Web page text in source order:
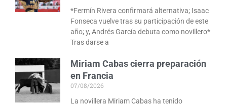
*Fermín Rivera confirmará alternativa; Isaac
Fonseca vuelve tras su participación de este
año; y, Andrés García debuta como novillero*
Tras darse a
Miriam Cabas cierra preparación
en Francia
07/08/2026
La novillera Miriam Cabas ha tenido